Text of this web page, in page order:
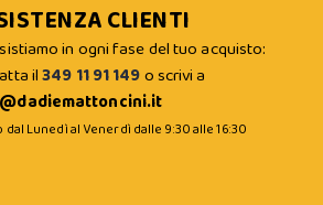
CLIENTI
in ogni fase del tuo acquisto:
il349 11 91 149o scrivi a
Lunedì al Venerdì dalle 9:30 alle 16:30